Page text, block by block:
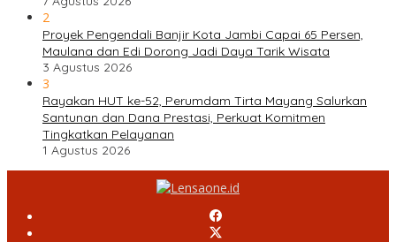
2
Proyek Pengendali Banjir Kota Jambi Capai 65 Persen,
Maulana dan Edi Dorong Jadi Daya Tarik Wisata
3 Agustus 2026
3
Rayakan HUT ke-52, Perumdam Tirta Mayang Salurkan
Santunan dan Dana Prestasi, Perkuat Komitmen
Tingkatkan Pelayanan
1 Agustus 2026